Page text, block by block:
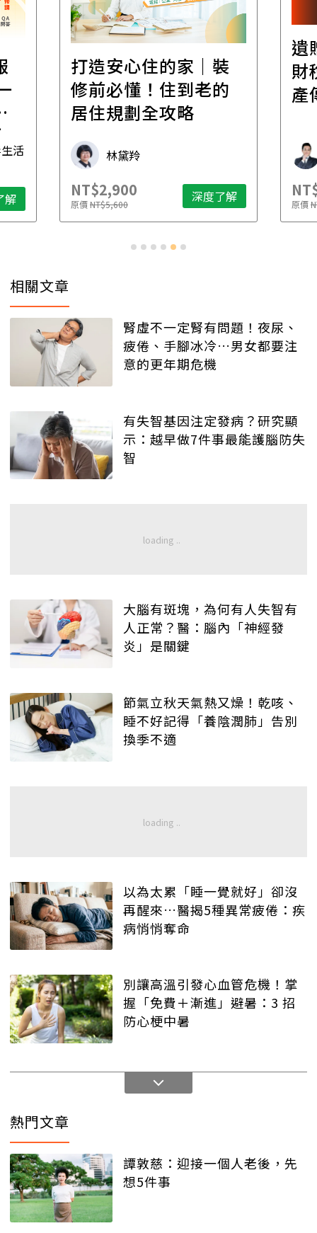
活
解
打造安心住的家｜裝
修前必懂！住到老的
居住規劃全攻略
林黛羚
NT$2,900
原價NT$5,600 深度了解
遺
財
產
原價
相關文章
腎虛不一定腎有問題！夜尿、
疲倦、手腳冰冷…男女都要注
意的更年期危機
有失智基因注定發病？研究顯
示：越早做7件事最能護腦防失
智
大腦有斑塊，為何有人失智有
人正常？醫：腦內「神經發
炎」是關鍵
節氣立秋天氣熱又燥！乾咳、
睡不好記得「養陰潤肺」告別
換季不適
以為太累「睡一覺就好」卻沒
再醒來…醫揭5種異常疲倦：疾
病悄悄奪命
別讓高溫引發心血管危機！掌
握「免費＋漸進」避暑：3 招
防心梗中暑
熱門文章
譚敦慈：迎接一個人老後，先
想5件事